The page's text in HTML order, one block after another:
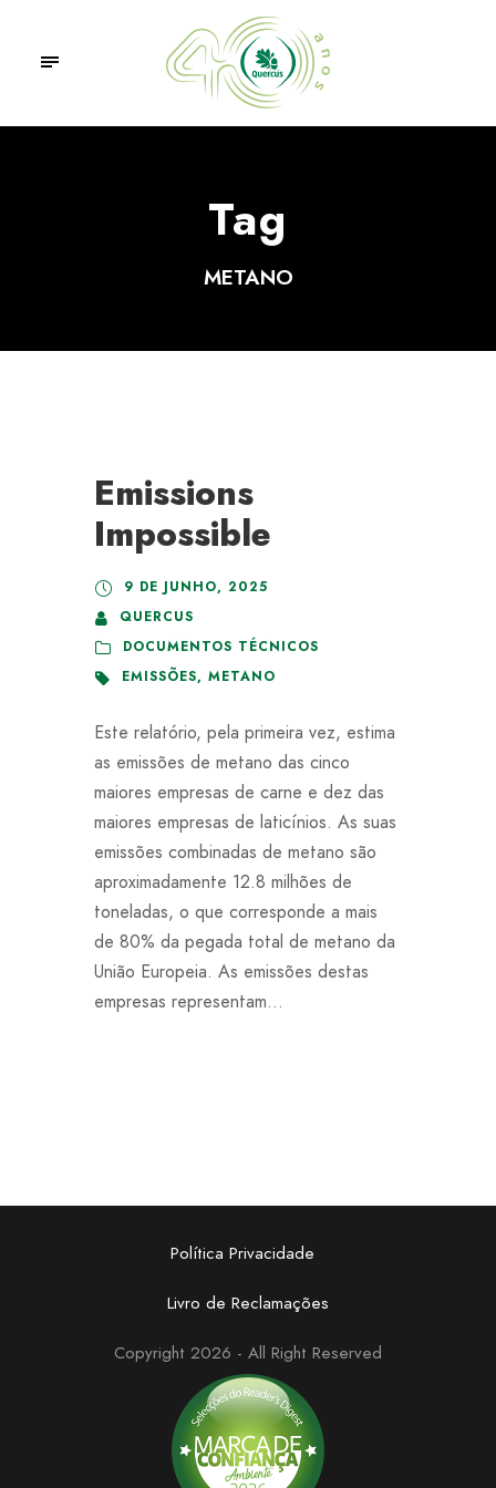
Tag
METANO
Emissions
Impossible
9 DE JUNHO, 2025
QUERCUS
DOCUMENTOS TÉCNICOS
EMISSÕES, METANO
Este relatório, pela primeira vez, estima
as emissões de metano das cinco
maiores empresas de carne e dez das
maiores empresas de laticínios. As suas
emissões combinadas de metano são
aproximadamente 12.8 milhões de
toneladas, o que corresponde a mais
de 80% da pegada total de metano da
União Europeia. As emissões destas
empresas representam...
Política Privacidade
Livro de Reclamações
Copyright 2026 - All Right Reserved